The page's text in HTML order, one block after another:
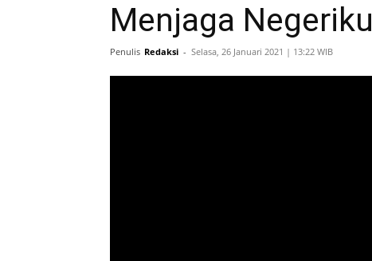
Menjaga Negeriku
Penulis Redaksi - Selasa, 26 Januari 2021 | 13:22 WIB